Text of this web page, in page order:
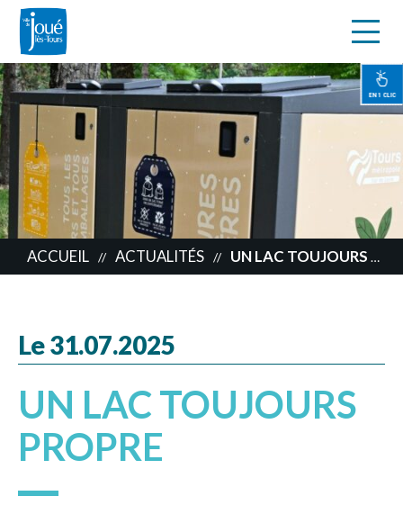
Aller
au
contenu
principal
EN 1 CLIC
ACCUEIL // ACTUALITÉS // UN LAC TOUJOURS PROPRE
Le 31.07.2025
UN LAC TOUJOURS
PROPRE